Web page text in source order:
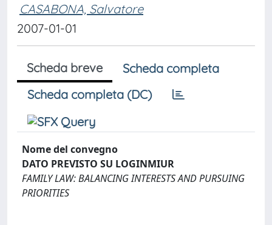
CASABONA, Salvatore
2007-01-01
Scheda breve
Scheda completa
Scheda completa (DC)
Nome del convegno
DATO PREVISTO SU LOGINMIUR
FAMILY LAW: BALANCING INTERESTS AND PURSUING
PRIORITIES